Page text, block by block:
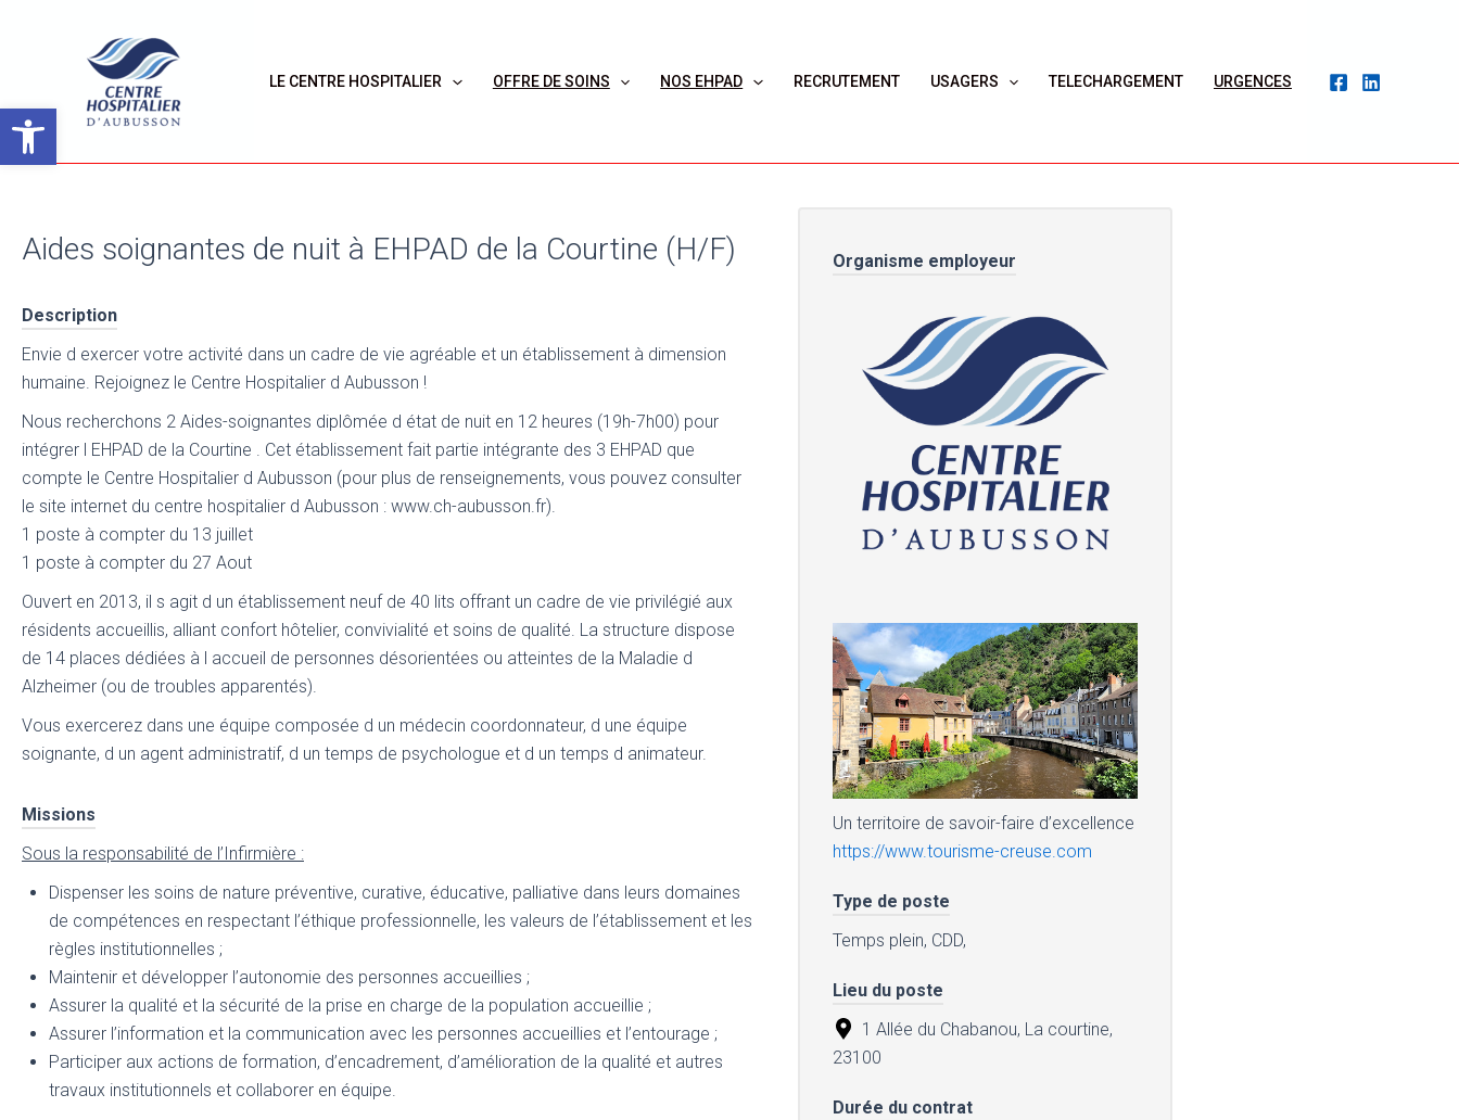
Ouvrir la barre d’outils
LE CENTRE HOSPITALIER OFFRE DE SOINS NOS EHPAD RECRUTEMENT USAGERS TELECHARGEMENT URGENCES
Aides soignantes de nuit à EHPAD de la Courtine (H/F)
Description
Envie d exercer votre activité dans un cadre de vie agréable et un établissement à dimension
humaine. Rejoignez le Centre Hospitalier d Aubusson !
Nous recherchons 2 Aides-soignantes diplômée d état de nuit en 12 heures (19h-7h00) pour
intégrer l EHPAD de la Courtine . Cet établissement fait partie intégrante des 3 EHPAD que
compte le Centre Hospitalier d Aubusson (pour plus de renseignements, vous pouvez consulter
le site internet du centre hospitalier d Aubusson : www.ch-aubusson.fr).
1 poste à compter du 13 juillet
1 poste à compter du 27 Aout
Ouvert en 2013, il s agit d un établissement neuf de 40 lits offrant un cadre de vie privilégié aux
résidents accueillis, alliant confort hôtelier, convivialité et soins de qualité. La structure dispose
de 14 places dédiées à l accueil de personnes désorientées ou atteintes de la Maladie d
Alzheimer (ou de troubles apparentés).
Vous exercerez dans une équipe composée d un médecin coordonnateur, d une équipe
soignante, d un agent administratif, d un temps de psychologue et d un temps d animateur.
Missions
Sous la responsabilité de l’Infirmière :
Dispenser les soins de nature préventive, curative, éducative, palliative dans leurs domaines
de compétences en respectant l’éthique professionnelle, les valeurs de l’établissement et les
règles institutionnelles ;
Maintenir et développer l’autonomie des personnes accueillies ;
Assurer la qualité et la sécurité de la prise en charge de la population accueillie ;
Assurer l’information et la communication avec les personnes accueillies et l’entourage ;
Participer aux actions de formation, d’encadrement, d’amélioration de la qualité et autres
travaux institutionnels et collaborer en équipe.
Organisme employeur
Un territoire de savoir-faire d’excellence
https://www.tourisme-creuse.com
Type de poste
Temps plein, CDD,
Lieu du poste
1 Allée du Chabanou, La courtine,
23100
Durée du contrat